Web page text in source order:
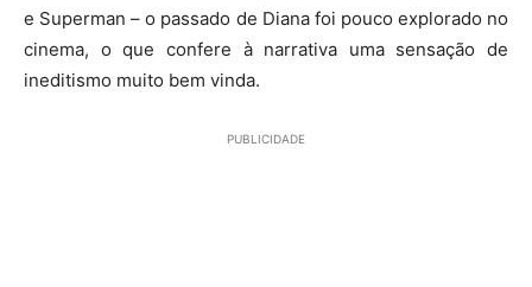
e Superman – o passado de Diana foi pouco explorado no
cinema, o que confere à narrativa uma sensação de
ineditismo muito bem vinda.
PUBLICIDADE